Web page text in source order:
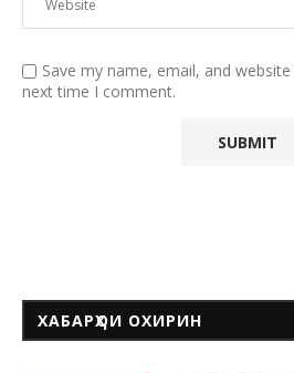
Save my name, email, and
next time I comment.
ХАБАРҲОИ ОХИРИН